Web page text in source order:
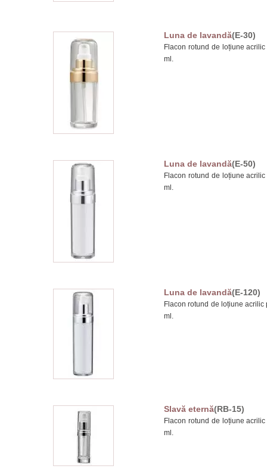
Luna de lavandă(E-30)
Flacon rotund de loțiune
ml.
Luna de lavandă(E-50)
Flacon rotund de loțiune
ml.
Luna de lavandă(E-120)
Flacon rotund de loțiune
ml.
Slavă eternă(RB-15)
Flacon rotund de loțiune
ml.